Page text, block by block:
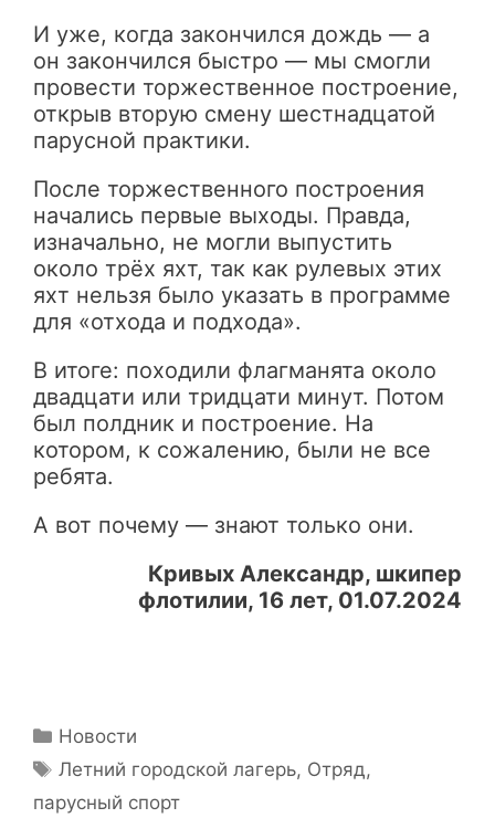
И уже, когда закончился дождь — а
он закончился быстро — мы смогли
провести торжественное построение,
открыв вторую смену шестнадцатой
парусной практики.
После торжественного построения
начались первые выходы. Правда,
изначально, не могли выпустить
около трёх яхт, так как рулевых этих
яхт нельзя было указать в программе
для «отхода и подхода».
В итоге: походили флагманята около
двадцати или тридцати минут. Потом
был полдник и построение. На
котором, к сожалению, были не все
ребята.
А вот почему — знают только они.
Кривых Александр, шкипер
флотилии, 16 лет, 01.07.2024
Рубрики
Новости
Метки
Летний городской лагерь, Отряд,
парусный спорт